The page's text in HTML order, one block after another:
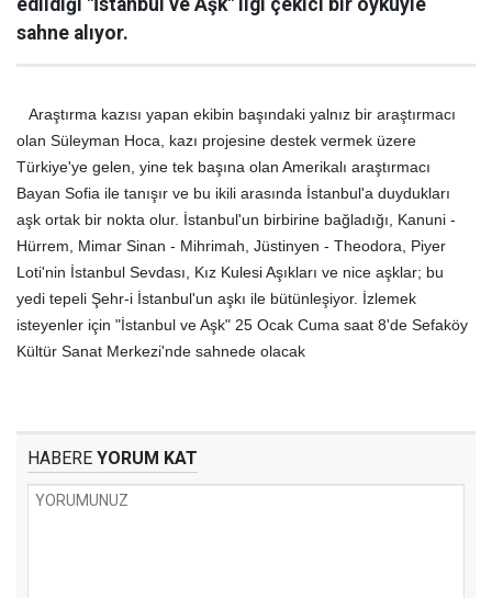
edildiği "İstanbul ve Aşk" ilgi çekici bir öyküyle
sahne alıyor.
Araştırma kazısı yapan ekibin başındaki yalnız bir araştırmacı
olan Süleyman Hoca, kazı projesine destek vermek üzere
Türkiye'ye gelen, yine tek başına olan Amerikalı araştırmacı
Bayan Sofia ile tanışır ve bu ikili arasında İstanbul'a duydukları
aşk ortak bir nokta olur. İstanbul'un birbirine bağladığı, Kanuni -
Hürrem, Mimar Sinan - Mihrimah, Jüstinyen - Theodora, Piyer
Loti'nin İstanbul Sevdası, Kız Kulesi Aşıkları ve nice aşklar; bu
yedi tepeli Şehr-i İstanbul'un aşkı ile bütünleşiyor. İzlemek
isteyenler için "İstanbul ve Aşk" 25 Ocak Cuma saat 8'de Sefaköy
Kültür Sanat Merkezi'nde sahnede olacak
HABERE YORUM KAT